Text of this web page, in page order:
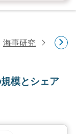
海事研究 欧州
模とシェア